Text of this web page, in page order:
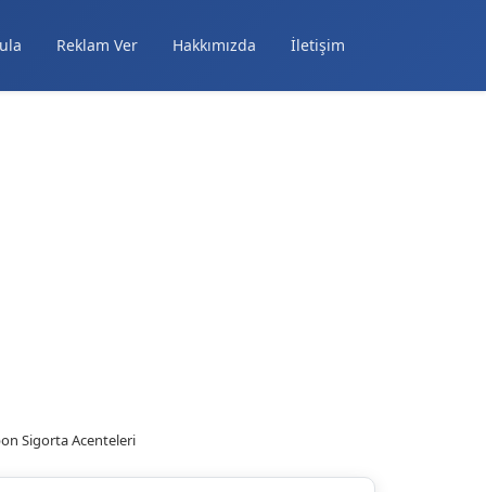
Reklam Ver Hakkımızda İletişim
Sigorta Acenteleri